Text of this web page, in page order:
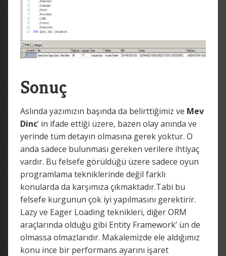
Sonuç
Aslında yazımızın başında da belirttiğimiz ve Mev
Dinc’ in ifade ettiği üzere, bazen olay anında ve
yerinde tüm detayın olmasına gerek yoktur. O
anda sadece bulunması gereken verilere ihtiyaç
vardır. Bu felsefe görüldüğü üzere sadece oyun
programlama tekniklerinde değil farklı
konularda da karşımıza çıkmaktadır.Tabi bu
felsefe kurgunun çok iyi yapılmasını gerektirir.
Lazy ve Eager Loading teknikleri, diğer ORM
araçlarında olduğu gibi Entity Framework’ ün de
olmassa olmazlarıdır. Makalemizde ele aldığımız
konu ince bir performans ayarını işaret